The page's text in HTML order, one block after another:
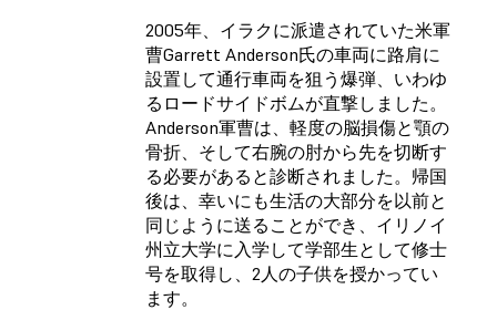
2005年、イラクに派遣されていた米軍
曹Garrett Anderson氏の車両に路肩に
設置して通行車両を狙う爆弾、いわゆ
るロードサイドボムが直撃しました。
Anderson軍曹は、軽度の脳損傷と顎の
骨折、そして右腕の肘から先を切断す
る必要があると診断されました。帰国
後は、幸いにも生活の大部分を以前と
同じように送ることができ、イリノイ
州立大学に入学して学部生として修士
号を取得し、2人の子供を授かってい
ます。